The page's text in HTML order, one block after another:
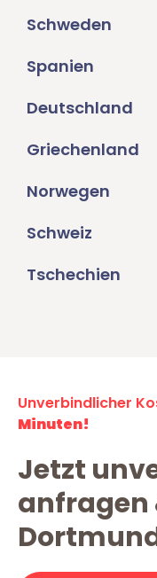
Schweden
Spanien
Deutschland
Griechenland
Norwegen
Schweiz
Tschechien
Unverbindlicher
Minuten!
Jetzt
anfragen